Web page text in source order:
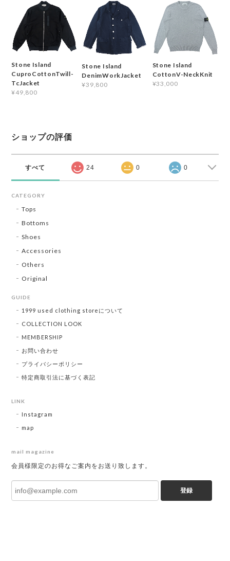
Stone Island
CuproCottonTwill-
TcJacket
¥49,800
Stone Island
DenimWorkJacket
¥39,800
Stone Island
CottonV-NeckKnit
¥33,000
ショップの評価
すべて 24 0 0
CATEGORY
Tops
Bottoms
Shoes
Accessories
Others
Original
GUIDE
1999 used clothing storeについて
COLLECTION LOOK
MEMBERSHIP
お問い合わせ
プライバシーポリシー
特定商取引法に基づく表記
LINK
Instagram
map
mail magazine
会員様限定のお得なご案内をお送り致します。
登録